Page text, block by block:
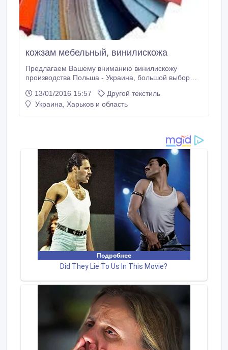
кожзам мебельный, винилискожа
Предлагаем Вашему вниманию винилискожу
производства Польша - Украина, большой выбор
9мм - 1, 4 мм.Супер цена от 55 грн за м/п. Доставка
в любой регион, форма оплаты - -любая..
13/01/2016 15:57
Другой текстиль
Украина, Харьков и область